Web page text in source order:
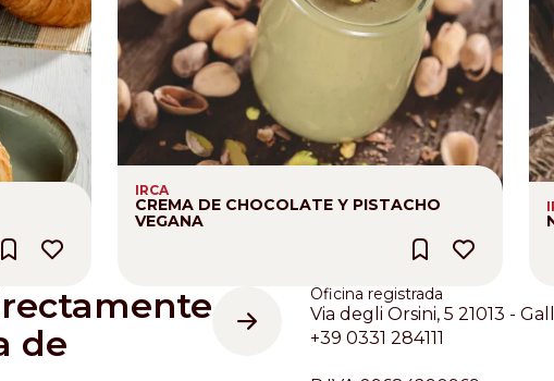
IRCA
CREMA DE CHOCOLATE Y PISTACHO
VEGANA
de
Oficina registrada
Via degli Orsini, 5 21013 -
+39 0331 284111